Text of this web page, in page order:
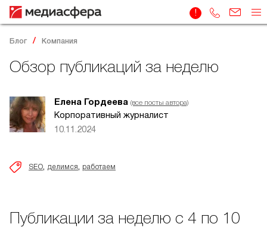
Блог Компания
Обзор публикаций за неделю
Елена Гордеева (все посты автора)
Корпоративный журналист
10.11.2024
SEO, делимся, работаем
Публикации за неделю с 4 по 10